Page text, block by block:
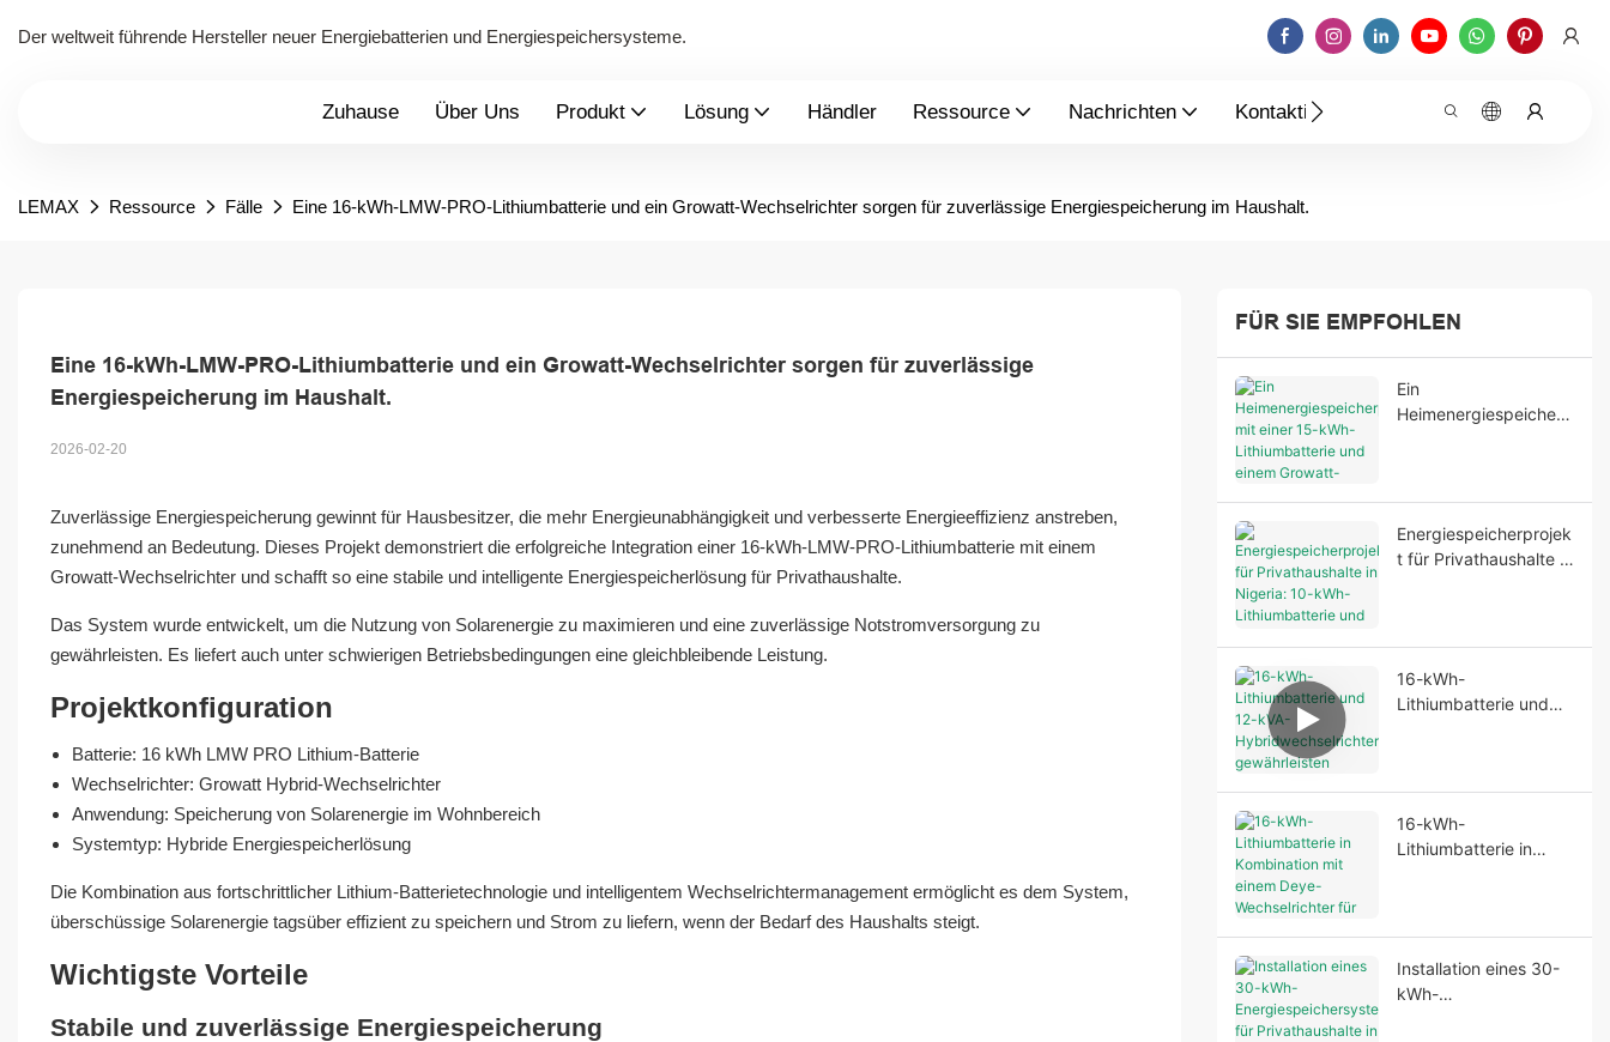
Der weltweit führende Hersteller neuer Energiebatterien und Energiespeichersysteme.
Zuhause Über Uns Produkt Lösung Händler Ressource Nachrichten Kontaktieren Sie Uns
LEMAX Ressource Fälle Eine 16-kWh-LMW-PRO-Lithiumbatterie und ein Growatt-Wechselrichter sorgen für zuverlässige Energiespeicherung im Haushalt.
Eine 16-kWh-LMW-PRO-Lithiumbatterie und ein Growatt-Wechselrichter sorgen für zuverlässige
Energiespeicherung im Haushalt.
2026-02-20
Zuverlässige Energiespeicherung gewinnt für Hausbesitzer, die mehr Energieunabhängigkeit und verbesserte Energieeffizienz anstreben,
zunehmend an Bedeutung. Dieses Projekt demonstriert die erfolgreiche Integration einer 16-kWh-LMW-PRO-Lithiumbatterie mit einem
Growatt-Wechselrichter und schafft so eine stabile und intelligente Energiespeicherlösung für Privathaushalte.
Das System wurde entwickelt, um die Nutzung von Solarenergie zu maximieren und eine zuverlässige Notstromversorgung zu
gewährleisten. Es liefert auch unter schwierigen Betriebsbedingungen eine gleichbleibende Leistung.
Projektkonfiguration
Batterie: 16 kWh LMW PRO Lithium-Batterie
Wechselrichter: Growatt Hybrid-Wechselrichter
Anwendung: Speicherung von Solarenergie im Wohnbereich
Systemtyp: Hybride Energiespeicherlösung
Die Kombination aus fortschrittlicher Lithium-Batterietechnologie und intelligentem Wechselrichtermanagement ermöglicht es dem System,
überschüssige Solarenergie tagsüber effizient zu speichern und Strom zu liefern, wenn der Bedarf des Haushalts steigt.
Wichtigste Vorteile
Stabile und zuverlässige Energiespeicherung
FÜR SIE EMPFOHLEN
Ein
Heimenergiespeicherp
Bereitstellung einer
stabilen
Energiespeicherprojek
t für Privathaushalte in
16-kWh-
Lithiumbatterie und
Stromversorgung in
Nigeria
16-kWh-
Lithiumbatterie in
im Wohnbereich
Installation eines 30-
kWh-